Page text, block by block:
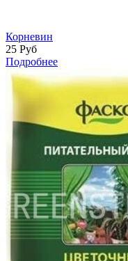
Корневин
25 Руб
Подробнее